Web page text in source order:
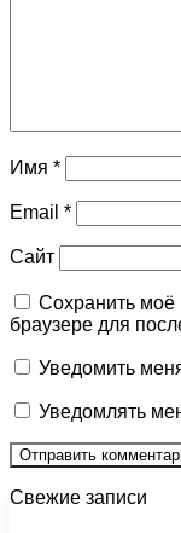
Имя *
Email *
Сайт
Сохранить моё
браузере для
Уведомить
Уведомлять
Свежие записи